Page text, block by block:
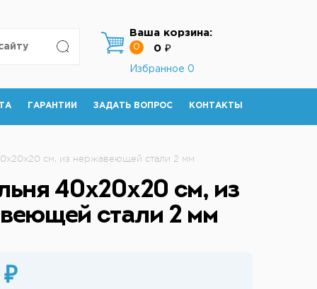
Ваша корзина:
0 0 ₽
Избранное 0
ГАРАНТИИ ЗАДАТЬ ВОПРОС КОНТАКТЫ
см, из нержавеющей стали 2 мм
40х20х20 см, из
стали 2 мм
₽